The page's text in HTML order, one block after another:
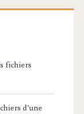
fichiers
d’une